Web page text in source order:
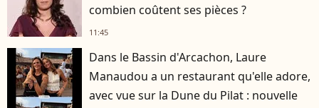
combien coûtent ses pièces ?
11:45
Dans le Bassin d'Arcachon, Laure
Manaudou a un restaurant qu'elle adore,
avec vue sur la Dune du Pilat : nouvelle